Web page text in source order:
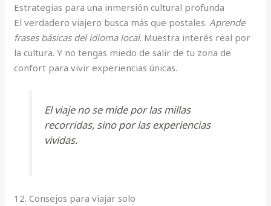
Estrategias para una inmersión cultural profunda
El verdadero viajero busca más que postales. Aprende
frases básicas del idioma local. Muestra interés real por
la cultura. Y no tengas miedo de salir de tu zona de
confort para vivir experiencias únicas.
El viaje no se mide por las millas
recorridas, sino por las experiencias
vividas.
12. Consejos para viajar solo